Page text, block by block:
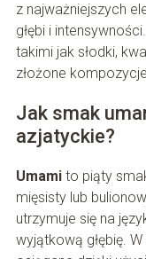
z najważniejszych
głębi i
takimi jak słodki,
złożone
Jak smak
azjatyckie?
Umamito piąty
mięsisty lub
utrzymuje się na
wyjątkową głębię.